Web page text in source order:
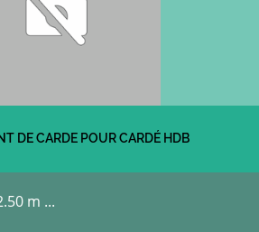
DE CARDE POUR CARDÉ HDB
m ...